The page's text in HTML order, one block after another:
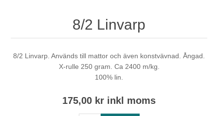
8/2 Linvarp
8/2 Linvarp. Används till mattor och även konstvävnad. Ångad.
X-rulle 250 gram. Ca 2400 m/kg.
100% lin.
175,00 kr inkl moms